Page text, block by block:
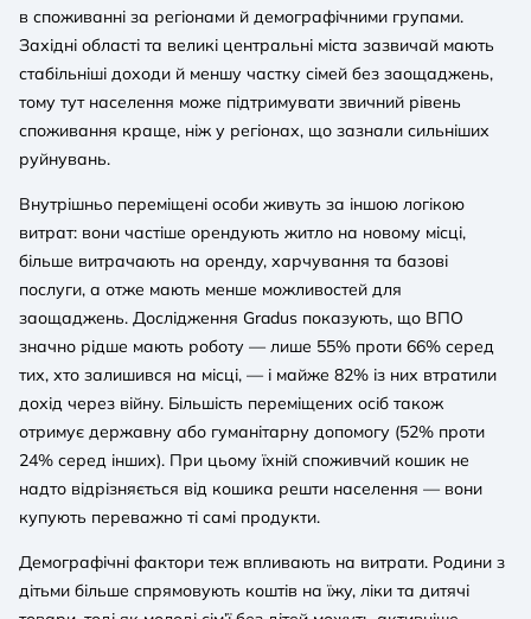
в споживанні за регіонами й демографічними групами.
Західні області та великі центральні міста зазвичай мають
стабільніші доходи й меншу частку сімей без заощаджень,
тому тут населення може підтримувати звичний рівень
споживання краще, ніж у регіонах, що зазнали сильніших
руйнувань.
Внутрішньо переміщені особи живуть за іншою логікою
витрат: вони частіше орендують житло на новому місці,
більше витрачають на оренду, харчування та базові
послуги, а отже мають менше можливостей для
заощаджень. Дослідження Gradus показують, що ВПО
значно рідше мають роботу — лише 55% проти 66% серед
тих, хто залишився на місці, — і майже 82% із них втратили
дохід через війну. Більшість переміщених осіб також
отримує державну або гуманітарну допомогу (52% проти
24% серед інших). При цьому їхній споживчий кошик не
надто відрізняється від кошика решти населення — вони
купують переважно ті самі продукти.
Демографічні фактори теж впливають на витрати. Родини з
дітьми більше спрямовують коштів на їжу, ліки та дитячі